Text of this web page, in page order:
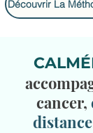
Découvrir La
cancer,
distance